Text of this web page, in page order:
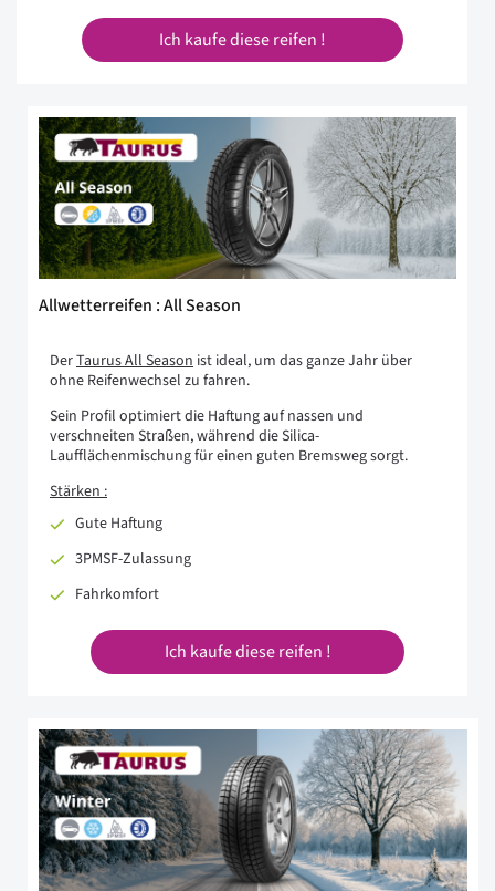
Ich kaufe diese reifen !
Allwetterreifen : All Season
DerTaurus All Season ist ideal, um das ganze Jahr über
ohne Reifenwechsel zu fahren.
Sein Profil optimiert die Haftung auf nassen und
verschneiten Straßen, während die Silica-
Laufflächenmischung für einen guten Bremsweg sorgt.
Stärken :
Gute Haftung
3PMSF-Zulassung
Fahrkomfort
Ich kaufe diese reifen !